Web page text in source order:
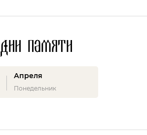
Дни памяти
Апреля
Понедельник